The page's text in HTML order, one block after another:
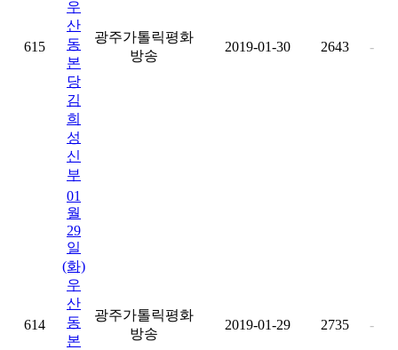
615
우
산
동
본
당
김
희
성
신
부
광주가톨릭평화
방송
2019-01-30 2643 -
614
01
월
29
일
(화)
우
산
동
본
광주가톨릭평화
방송
2019-01-29 2735 -